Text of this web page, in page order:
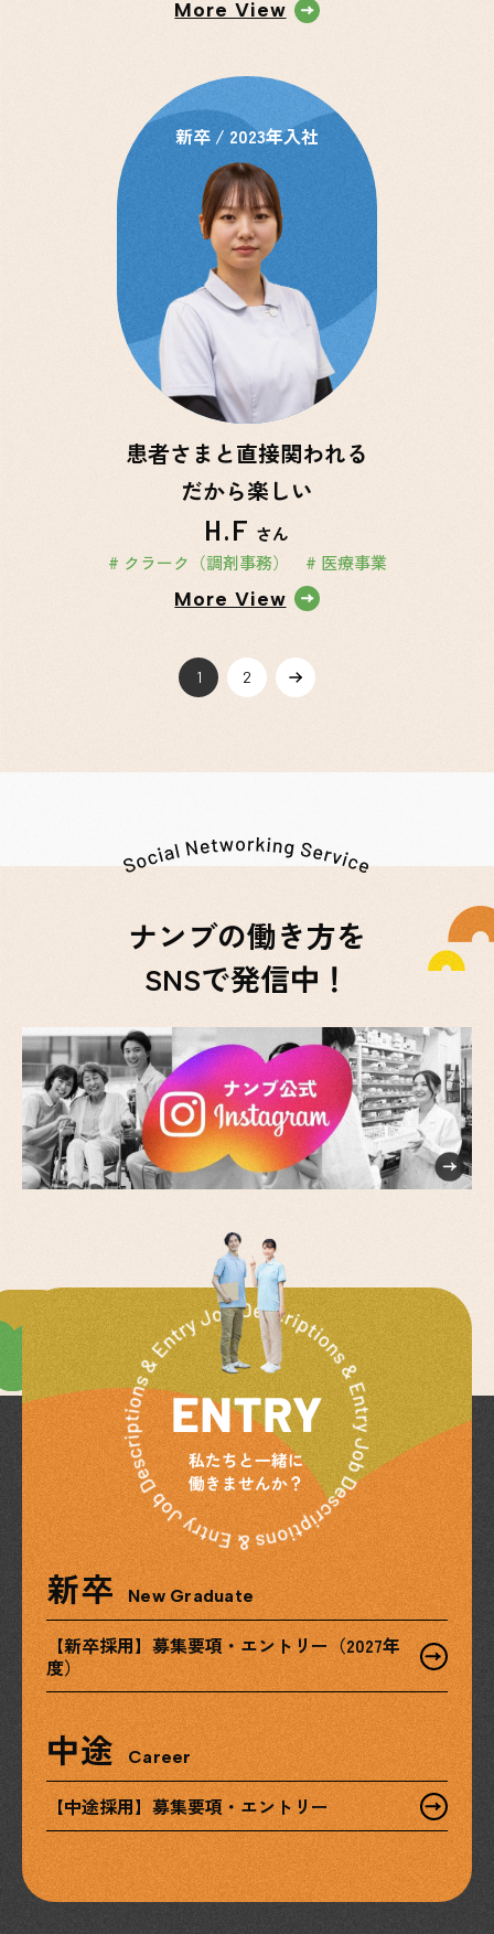
More View
新卒 / 2023年入社
患者さまと直接関われる
だから楽しい
H.F さん
# クラーク（調剤事務）
# 医療事業
More View
1 2 »
ナンブの働き方を
SNSで発信中！
新卒 New Graduate
【新卒採用】募集要項・エントリー（2027年
度）
中途 Career
【中途採用】募集要項・エントリー